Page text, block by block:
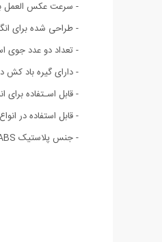
- سرعت عکس العمل
- طراحی شده
- تعداد دو عدد جوی
- دارای گیره باد کش
- قابل اسـتفاده برای
- قابل استفاده در
- جنس پلاستیک ABS